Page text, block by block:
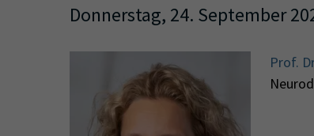
Donnerstag, 24. September
Prof.